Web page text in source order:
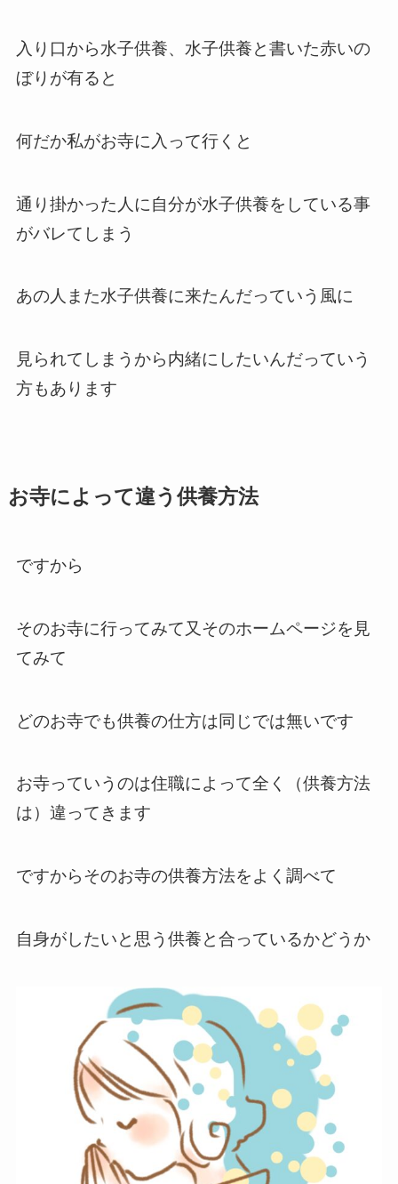
入り口から水子供養、水子供養と書いた赤いの
ぼりが有ると
何だか私がお寺に入って行くと
通り掛かった人に自分が水子供養をしている事
がバレてしまう
あの人また水子供養に来たんだっていう風に
見られてしまうから内緒にしたいんだっていう
方もあります
お寺によって違う供養方法
ですから
そのお寺に行ってみて又そのホームページを見
てみて
どのお寺でも供養の仕方は同じでは無いです
お寺っていうのは住職によって全く（供養方法
は）違ってきます
ですからそのお寺の供養方法をよく調べて
自身がしたいと思う供養と合っているかどうか